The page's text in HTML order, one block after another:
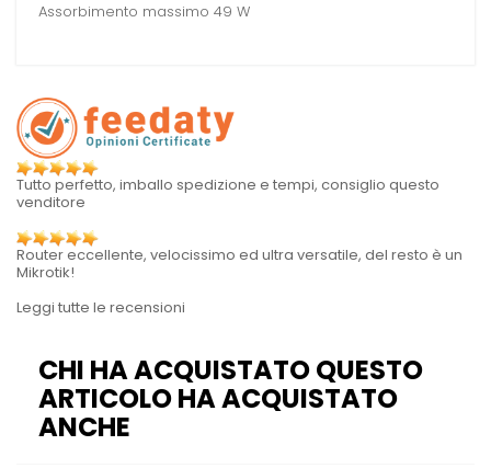
Assorbimento massimo 49 W
Tutto perfetto, imballo spedizione e tempi, consiglio questo
venditore
Router eccellente, velocissimo ed ultra versatile, del resto è un
Mikrotik!
Leggi tutte le recensioni
CHI HA ACQUISTATO QUESTO
ARTICOLO HA ACQUISTATO
ANCHE